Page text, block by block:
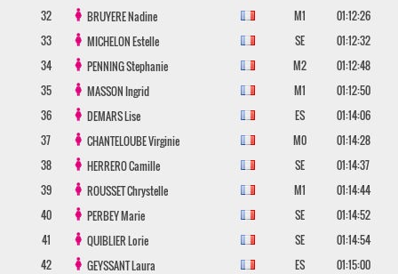
32
BRUYERENadine M1
01:12:26
33
MICHELONEstelle SE
01:12:32
34
PENNINGStephanie M2
01:12:48
35
MASSONIngrid M1
01:12:50
36
DEMARSLise ES
01:14:06
37
CHANTELOUBEVirginie M0
01:14:28
38
HERREROCamille SE
01:14:37
39
ROUSSETChrystelle M1
01:14:44
40
PERBEYMarie SE
01:14:52
41
QUIBLIERLorie SE
01:14:54
42
GEYSSANTLaura ES 01:15:00